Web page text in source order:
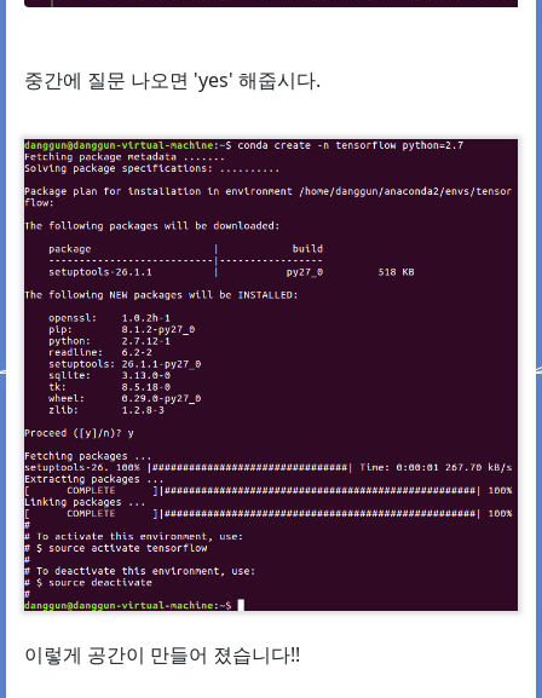
중간에 질문 나오면 'yes' 해줍시다.
이렇게 공간이 만들어 졌습니다!!